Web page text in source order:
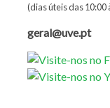
(dias úteis das 10:00
geral@uve.pt